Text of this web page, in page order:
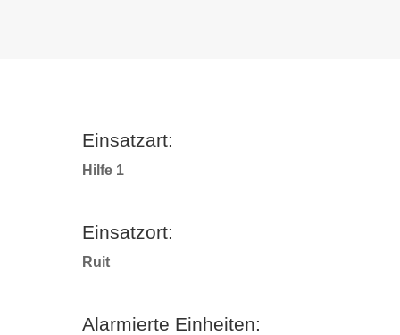
Einsatzart:
Hilfe 1
Einsatzort:
Ruit
Alarmierte Einheiten: